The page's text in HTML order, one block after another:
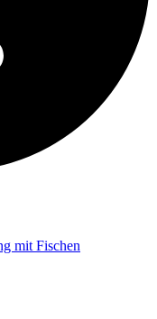
mit Fischen